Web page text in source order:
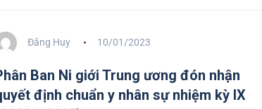
Đăng Huy 10/01/2023
Ban Ni giới Trung ương đón nhận
định chuẩn y nhân sự nhiệm kỳ IX